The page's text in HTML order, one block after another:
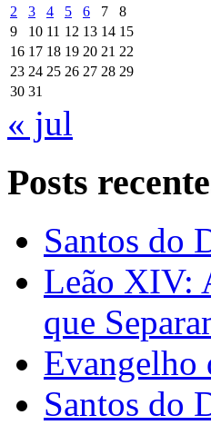
2
3 4 5 6 7
8
9
10 11 12 13 14 15
16 17 18 19 20 21 22
23 24 25 26 27 28 29
30 31
« jul
Posts
Santos do
Leão XIV:
que
Evangelho
Santos do